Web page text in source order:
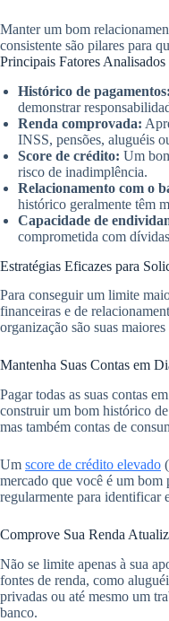
Manter um bom
consistente são pilares para
Principais Fatores Analisados
Histórico de pagamentos:
demonstrar
Renda comprovada:
INSS, pensões, aluguéis
Score de crédito: Um
risco de inadimplência.
Relacionamento com o
histórico geralmente têm
Capacidade de
comprometida com
Estratégias Eficazes para
Para conseguir um limite
financeiras e de
organização são suas maiores
Mantenha Suas Contas em
Pagar todas as suas contas
construir um bom histórico
mas também contas de
Um score de crédito elevado
mercado que você é um bom
regularmente para identificar
Comprove Sua Renda
Não se limite apenas à sua
fontes de renda, como
privadas ou até mesmo um
banco.